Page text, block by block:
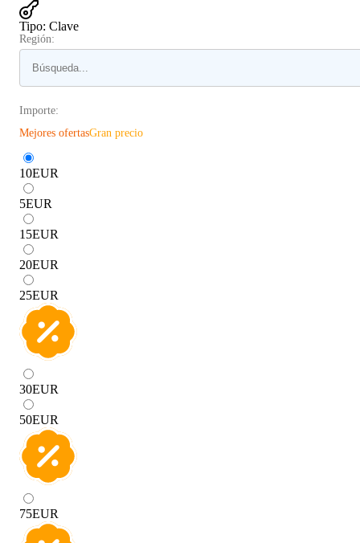
Tipo: Clave
Región:
Importe:
Mejores ofertasGran precio
10EUR
5EUR
15EUR
20EUR
25EUR
30EUR
50EUR
75EUR